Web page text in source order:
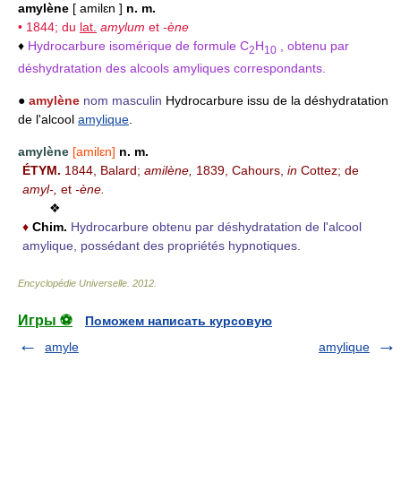
amylène [ amilɛn ] n. m.
• 1844; du lat. amylum et -ène
♦ Hydrocarbure isomérique de formule C2H10
, obtenu par
déshydratation des alcools amyliques correspondants.
● amylène nom masculin Hydrocarbure issu de la déshydratation
de l'alcool amylique
amylène [amilɛn] n. m.
ÉTYM. 1844, Balard; amilène, 1839, Cahours, in Cottez; de
amyl-, et -ène.
❖
♦ Chim. Hydrocarbure obtenu par déshydratation de l'alcool
amylique, possédant des propriétés hypnotiques.
Encyclopédie Universelle 2012
Игры ⚽
Поможем написать курсовую
amyle
amylique